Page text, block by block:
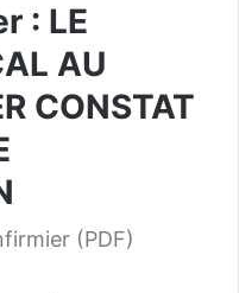
: LE
AU
CONSTAT
(PDF)